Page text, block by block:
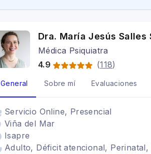
Dra. María Jesús Salles
Médica Psiquiatra
4.9
(118)
General Sobre mí Evaluaciones
Servicio Online, Presencial
Viña del Mar
Isapre
Adulto, Déficit atencional,